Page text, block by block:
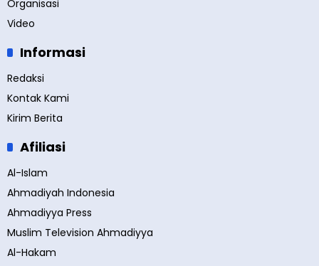
Organisasi
Video
Informasi
Redaksi
Kontak Kami
Kirim Berita
Afiliasi
Al-Islam
Ahmadiyah Indonesia
Ahmadiyya Press
Muslim Television Ahmadiyya
Al-Hakam